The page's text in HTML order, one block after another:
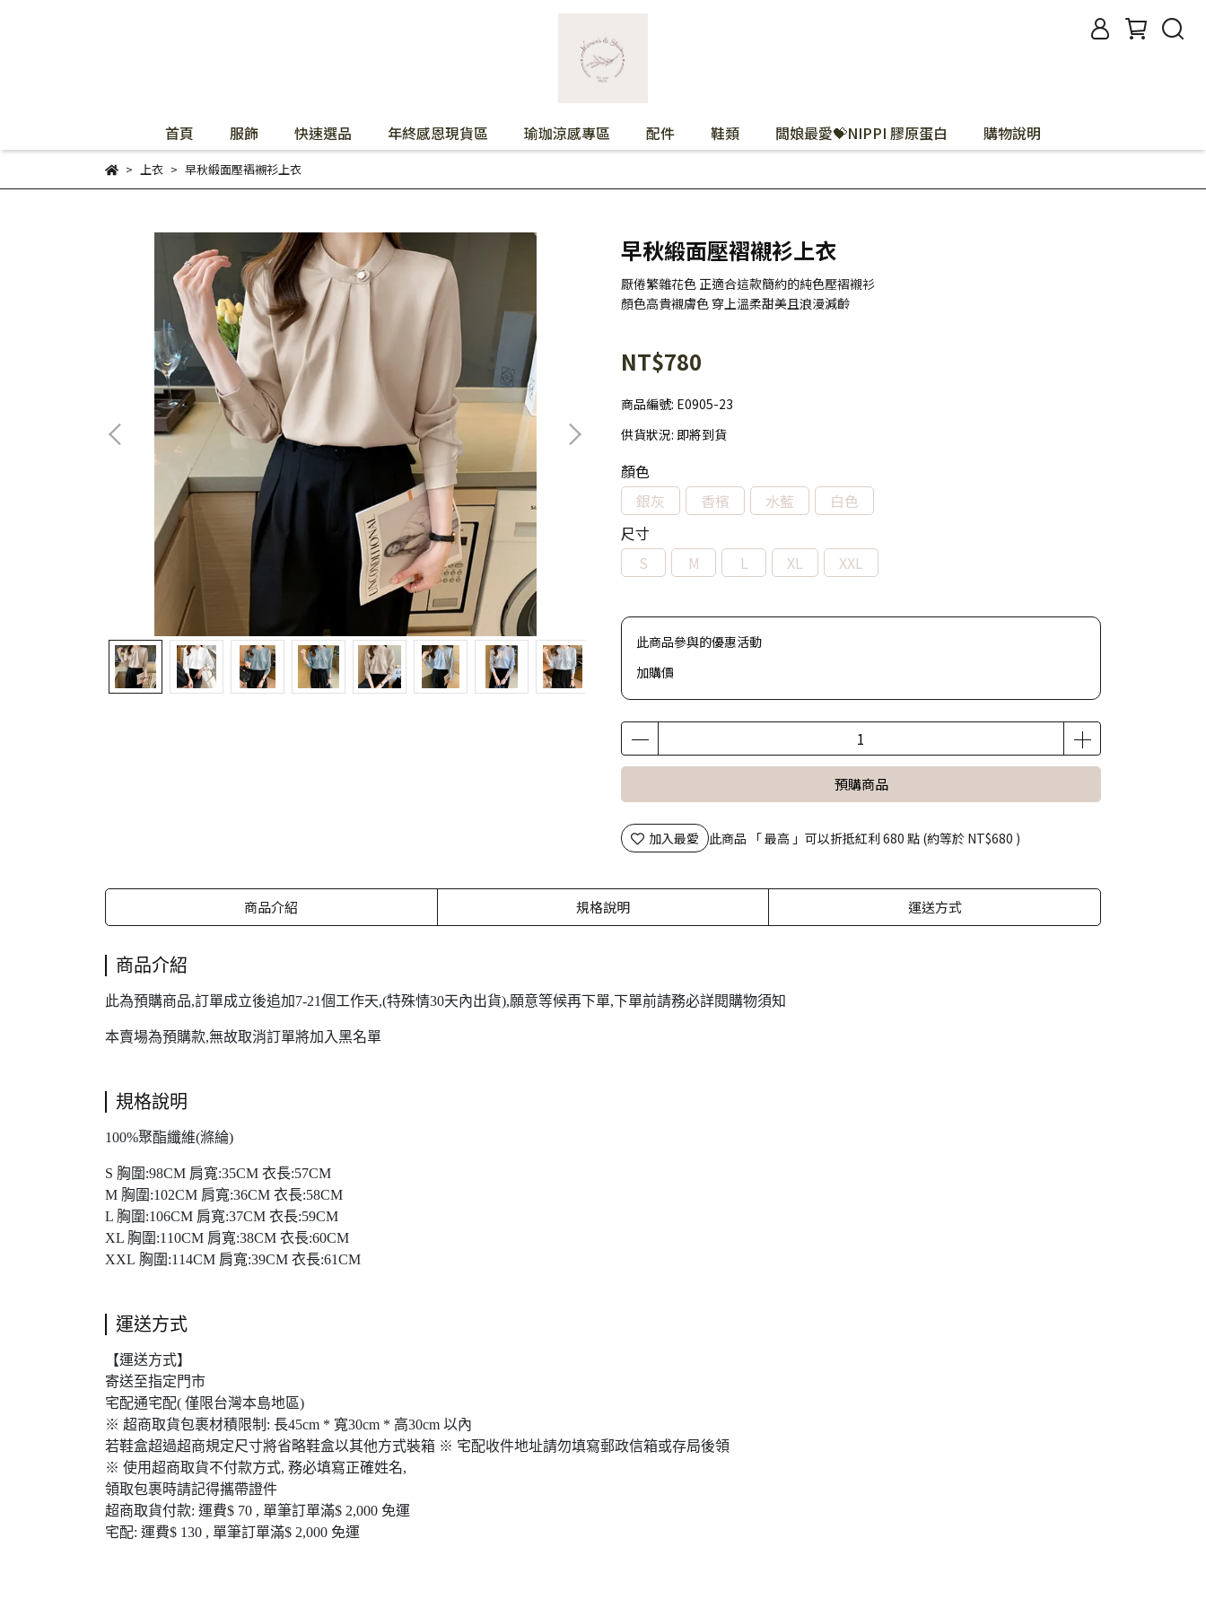
首頁 服飾 快速選品 年終感恩現貨區 瑜珈涼感專區 配件 鞋類 闆娘最愛💝NIPPI 膠原蛋白 購物說明
上衣 早秋緞面壓褶襯衫上衣
早秋緞面壓褶襯衫上衣
厭倦繁雜花色 正適合這款簡約的純色壓褶襯衫
顏色高貴襯膚色 穿上溫柔甜美且浪漫減齡
NT$780
商品編號: E0905-23
供貨狀況: 即將到貨
顏色
銀灰
香檳 水藍
白色
尺寸
S
M L XL XXL
此商品參與的優惠活動
加購價
預購商品
加入最愛 此商品 「 最高 」可以折抵紅利 680 點 (約等於 NT$680 )
商品介紹 規格說明 運送方式
商品介紹
此為預購商品,訂單成立後追加7-21個工作天,(特殊情30天內出貨),願意等候再下單,下單前請務必詳閱購物須知
本賣場為預購款,無故取消訂單將加入黑名單
規格說明
100%聚酯纖維(滌綸)
S 胸圍:98CM 肩寬:35CM 衣長:57CM
M 胸圍:102CM 肩寬:36CM 衣長:58CM
L 胸圍:106CM 肩寬:37CM 衣長:59CM
XL 胸圍:110CM 肩寬:38CM 衣長:60CM
XXL 胸圍:114CM 肩寬:39CM 衣長:61CM
運送方式
【運送方式】
寄送至指定門市
宅配通宅配( 僅限台灣本島地區)
※ 超商取貨包裹材積限制: 長45cm * 寬30cm * 高30cm 以內
若鞋盒超過超商規定尺寸將省略鞋盒以其他方式裝箱 ※ 宅配收件地址請勿填寫郵政信箱或存局後領
※ 使用超商取貨不付款方式, 務必填寫正確姓名,
領取包裹時請記得攜帶證件
超商取貨付款: 運費$ 70 , 單筆訂單滿$ 2,000 免運
宅配: 運費$ 130 , 單筆訂單滿$ 2,000 免運